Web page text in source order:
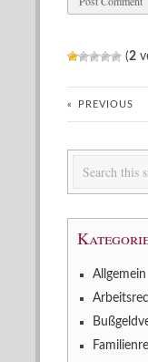
(2
« PREVIOUS
Allgemein